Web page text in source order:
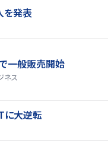
を発表
一般販売開始
ネス
に大逆転